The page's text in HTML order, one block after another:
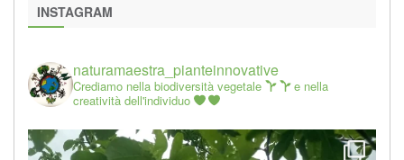
INSTAGRAM
naturamaestra_pianteinnovative
Crediamo nella biodiversità vegetale
e nella
creatività dell'individuo